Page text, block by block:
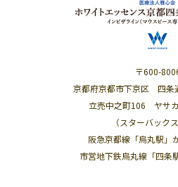
〒600-
京都府京都市下京区 四条
立売中之町106 ヤサ
（スターバック
阪急京都線「烏丸駅」
市営地下鉄烏丸線「四条